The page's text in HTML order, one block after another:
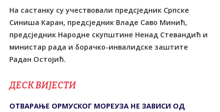
На састанку су учествовали предсједник Српске
Синиша Каран, предсједник Владе Саво Минић,
предсједник Народне скупштине Ненад Стевандић и
министар рада и борачко-инвалидске заштите
Радан Остојић.
ДЕСК ВИЈЕСТИ
ОТВАРАЊЕ ОРМУСКОГ МОРЕУЗА НЕ ЗАВИСИ ОД